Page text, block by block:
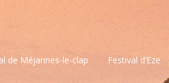
de Méjannes-le-clap Festival d’Eze